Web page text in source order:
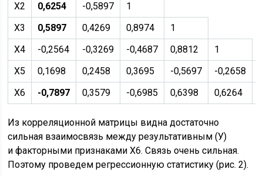
X2
0,6254 -0,5897
1
X3
0,5897 0,4269 0,8974
1
X4
-0,2564 -0,3269 -0,4687 0,8812
1
X5
0,1698 0,2458 0,3695 -0,5697 -0,2658
X6
-0,7897 0,3579 -0,6985 0,6398 0,6264
Из корреляционной матрицы видна достаточно
сильная взаимосвязь между результативным (У)
и факторными признаками Х6. Связь очень сильная.
Поэтому проведем регрессионную статистику (рис. 2).